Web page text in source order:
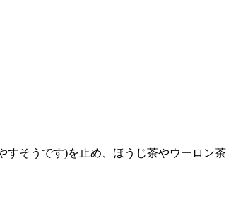
すそうです)を止め、ほうじ茶やウーロン茶